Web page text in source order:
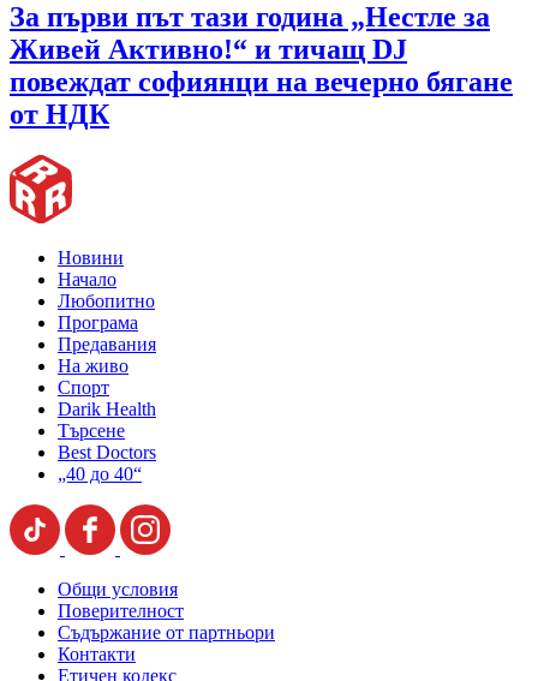
За първи път тази година „Нестле за
Живей Активно!“ и тичащ DJ
повеждат софиянци на вечерно бягане
от НДК
Новини
Начало
Любопитно
Програма
Предавания
На живо
Спорт
Darik Health
Търсене
Best Doctors
„40 до 40“
Общи условия
Поверителност
Съдържание от партньори
Контакти
Етичен кодекс